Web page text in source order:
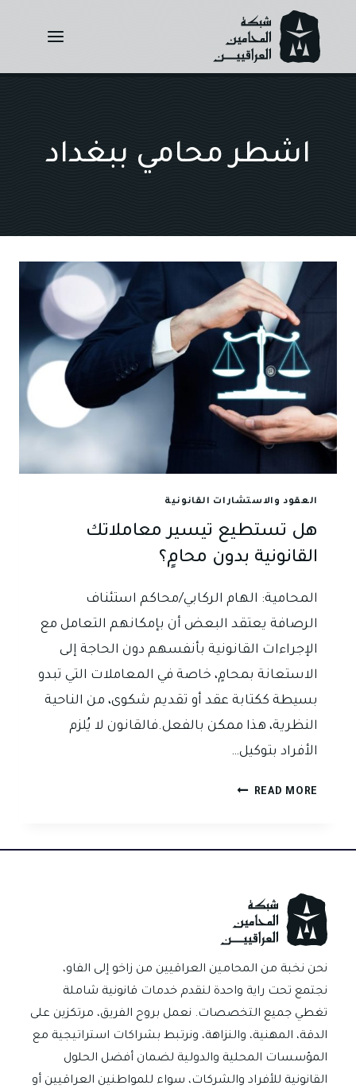
content
اشطر محامي ببغداد
العقود والاستشارات القانونية
هل تستطيع تيسير معاملاتك
القانونية بدون محامٍ؟
المحامية: الهام الركابي/محاكم استئناف
الرصافة يعتقد البعض أن بإمكانهم التعامل مع
الإجراءات القانونية بأنفسهم دون الحاجة إلى
الاستعانة بمحامٍ، خاصة في المعاملات التي تبدو
بسيطة ككتابة عقد أو تقديم شكوى، من الناحية
النظرية، هذا ممكن بالفعل.فالقانون لا يُلزم
الأفراد بتوكيل…
READ MORE هل
معاملاتك
محامٍ؟
نحن نخبة من المحامين العراقيين من زاخو إلى الفاو،
نجتمع تحت راية واحدة لنقدم خدمات قانونية شاملة
تغطي جميع التخصصات. نعمل بروح الفريق، مرتكزين على
الدقة، المهنية، والنزاهة، ونرتبط بشراكات استراتيجية مع
المؤسسات المحلية والدولية لضمان أفضل الحلول
القانونية للأفراد والشركات، سواء للمواطنين العراقيين أو